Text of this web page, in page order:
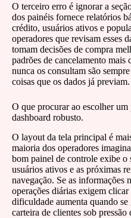
O terceiro erro é ignorar a
dos painéis fornece relatórios
crédito, usuários ativos e
operadores que revisam esses
tomam decisões de compra
padrões de cancelamento mais
nunca os consultam são
coisas que os dados já previam.
O que procurar ao escolher
dashboard robusto.
O layout da tela principal é
maioria dos operadores
bom painel de controle exibe o
usuários ativos e as próximas
navegação. Se as informações
operações diárias exigem clicar
dificuldade aumenta quando se
carteira de clientes sob pressão